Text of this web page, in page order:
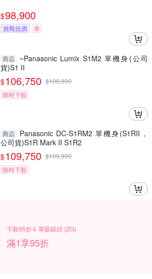
$98,900
挑戰低價 券
商店
~Panasonic Lumix S1M2 單機身(公司
貨)S1 II
$106,750 $106,900
限時下殺
商店
Panasonic DC-S1RM2 單機身(S1RII，
公司貨)S1R Mark II S1R2
$109,750 $109,900
限時下殺
下殺95折⇓ 單眼鏡頭 (ZG)
滿1享95折